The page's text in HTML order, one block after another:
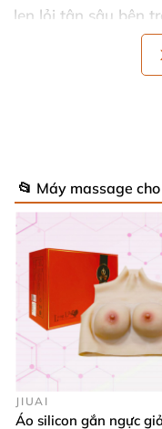
len lỏi tận sâu bên
cũng như đạt đỉnh
. Sự sảng
Chất liệu silicone
khi va chạm tới da
giúp
các nàng cảm
nhiều.
📂 Máy massage
JIUAI
Áo silicon gắn ngực giả